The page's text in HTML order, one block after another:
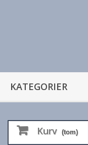
KATEGORIER
Kurv (tom)